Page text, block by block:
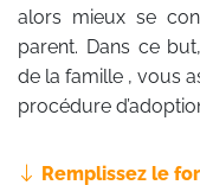
alors mieux se
parent. Dans ce
de la famille , vous
procédure
Remplissez le